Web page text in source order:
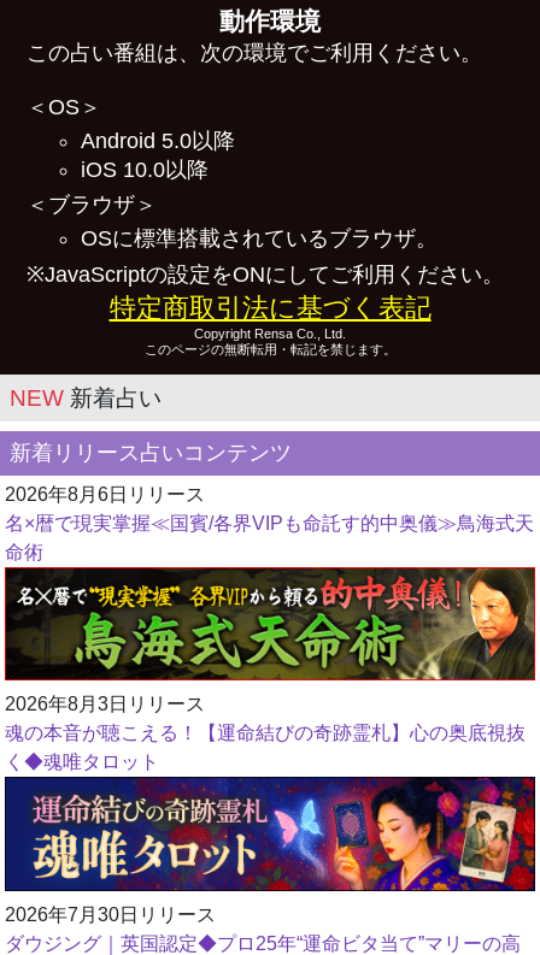
動作環境
この占い番組は、次の環境でご利用ください。
＜OS＞
Android 5.0以降
iOS 10.0以降
＜ブラウザ＞
OSに標準搭載されているブラウザ。
※JavaScriptの設定をONにしてご利用ください。
特定商取引法に基づく表記
Copyright Rensa Co., Ltd.
このページの無断転用・転記を禁じます。
NEW 新着占い
新着リリース占いコンテンツ
2026年8月6日リリース
名×暦で現実掌握≪国賓/各界VIPも命託す的中奥儀≫鳥海式天
命術
2026年8月3日リリース
魂の本音が聴こえる！【運命結びの奇跡霊札】心の奥底視抜
く◆魂唯タロット
2026年7月30日リリース
ダウジング｜英国認定◆プロ25年“運命ビタ当て”マリーの高